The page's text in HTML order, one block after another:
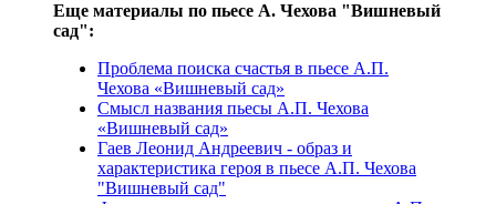
Еще материалы по пьесе А. Чехова "Вишневый
сад":
Проблема поиска счастья в пьесе А.П.
Чехова «Вишневый сад»
Смысл названия пьесы А.П. Чехова
«Вишневый сад»
Гаев Леонид Андреевич - образ и
характеристика героя в пьесе А.П. Чехова
"Вишневый сад"